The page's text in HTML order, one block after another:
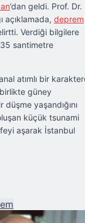
’dan geldi. Prof. Dr.
açıklamada, deprem
Verdiği bilgilere
santimetre
atımlı bir
güney
yaşandığını
küçük tsunami
aşarak İstanbul